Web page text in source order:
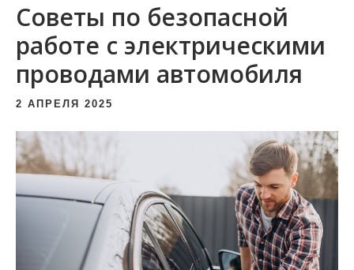
Советы по безопасной
работе с электрическими
проводами автомобиля
2 АПРЕЛЯ 2025